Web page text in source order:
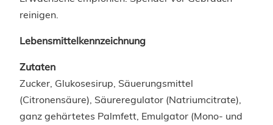
reinigen.
Lebensmittelkennzeichnung
Zutaten
Zucker, Glukosesirup, Säuerungsmittel
(Citronensäure), Säureregulator (Natriumcitrate),
ganz gehärtetes Palmfett, Emulgator (Mono- und